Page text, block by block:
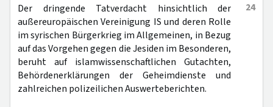
24
Der dringende Tatverdacht hinsichtlich der
außereuropäischen Vereinigung IS und deren Rolle
im syrischen Bürgerkrieg im Allgemeinen, in Bezug
auf das Vorgehen gegen die Jesiden im Besonderen,
beruht auf islamwissenschaftlichen Gutachten,
Behördenerklärungen der Geheimdienste und
zahlreichen polizeilichen Auswerteberichten.